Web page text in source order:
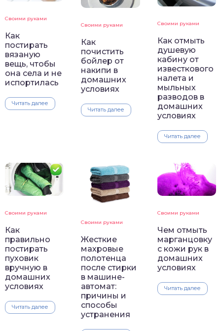
Своими руками
Как
постирать
вязаную
вещь, чтобы
она села и не
испортилась
Читать далее
Своими руками
Как
почистить
бойлер от
накипи в
домашних
условиях
Читать далее
Своими руками
Как отмыть
душевую
кабину от
известкового
налета и
мыльных
разводов в
домашних
условиях
Читать далее
Своими руками
Как
правильно
постирать
пуховик
вручную в
домашних
условиях
Читать далее
Своими руками
Жесткие
махровые
полотенца
после стирки
в машине-
автомат:
причины и
способы
устранения
Своими руками
Чем отмыть
марганцовку
с кожи рук в
домашних
условиях
Читать далее